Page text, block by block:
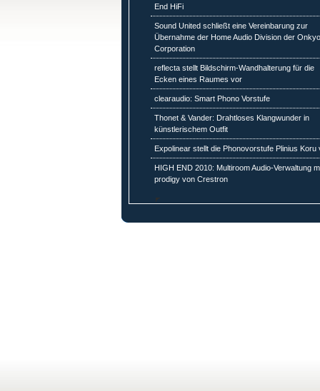
End HiFi
Sound United schließt eine Vereinbarung zur
Übernahme der Home Audio Division der
Corporation
reflecta stellt Bildschirm-Wandhalterung für die
Ecken eines Raumes vor
clearaudio: Smart Phono Vorstufe
Thonet & Vander: Drahtloses Klangwunder in
künstlerischem Outfit
Expolinear stellt die Phonovorstufe Plinius Koru
HIGH END 2010: Multiroom Audio-Verwaltung
prodigy von Crestron